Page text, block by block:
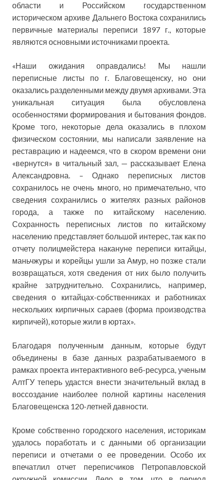
области и Российском государственном
историческом архиве Дальнего Востока сохранились
первичные материалы переписи 1897 г., которые
являются основными источниками проекта.
«Наши ожидания оправдались! Мы нашли
переписные листы по г. Благовещенску, но они
оказались разделенными между двумя архивами. Эта
уникальная ситуация была обусловлена
особенностями формирования и бытования фондов.
Кроме того, некоторые дела оказались в плохом
физическом состоянии, мы написали заявление на
реставрацию и надеемся, что в скором времени они
«вернутся» в читальный зал, — рассказывает Елена
Александровна. – Однако переписных листов
сохранилось не очень много, но примечательно, что
сведения сохранились о жителях разных районов
города, а также по китайскому населению.
Сохранность переписных листов по китайскому
населению представляет большой интерес, так как по
отчету полицмейстера накануне переписи китайцы,
маньчжуры и корейцы ушли за Амур, но позже стали
возвращаться, хотя сведения от них было получить
крайне затруднительно. Сохранились, например,
сведения о китайцах-собственниках и работниках
нескольких кирпичных сараев (форма производства
кирпичей), которые жили в юртах».
Благодаря полученным данным, которые будут
объединены в базе данных разрабатываемого в
рамках проекта интерактивного веб-ресурса, ученым
АлтГУ теперь удастся внести значительный вклад в
воссоздание наиболее полной картины населения
Благовещенска 120-летней давности.
Кроме собственно городского населения, историкам
удалось поработать и с данными об организации
переписи и отчетами о ее проведении. Особо их
впечатлил отчет переписчиков Петропавловской